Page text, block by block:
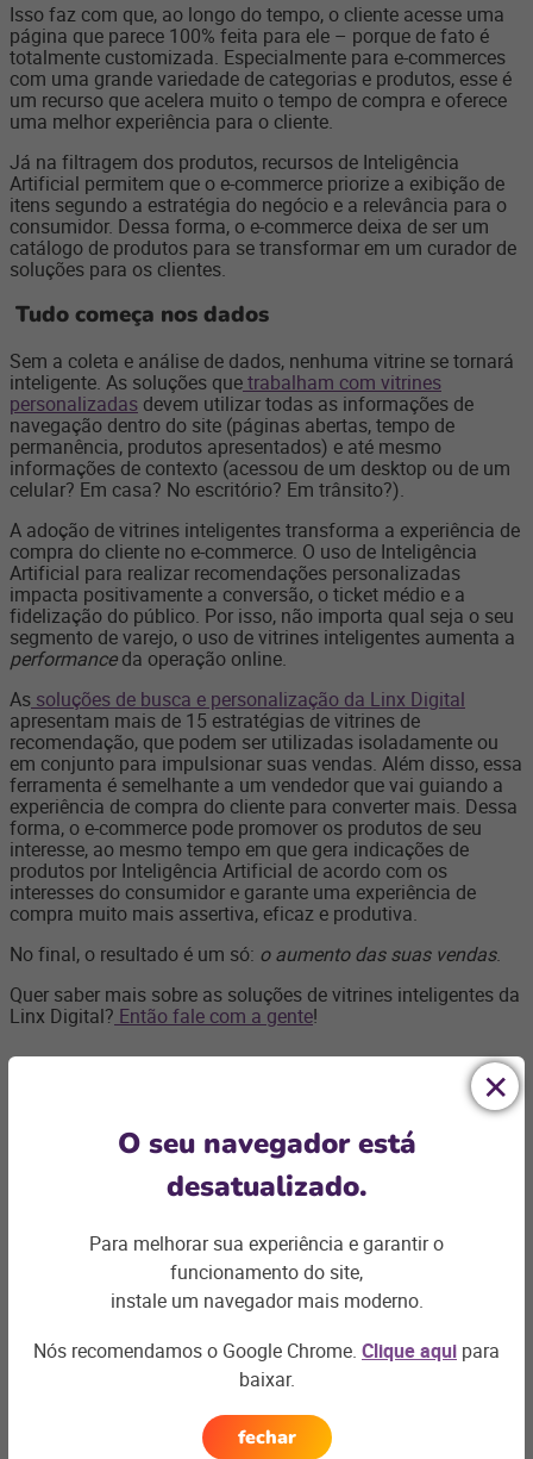
Isso faz com que, ao longo do tempo, o cliente acesse uma
página que parece 100% feita para ele – porque de fato é
totalmente customizada. Especialmente para e-commerces
com uma grande variedade de categorias e produtos, esse é
um recurso que acelera muito o tempo de compra e oferece
uma melhor experiência para o cliente.
Já na filtragem dos produtos, recursos de Inteligência
Artificial permitem que o e-commerce priorize a exibição de
itens segundo a estratégia do negócio e a relevância para o
consumidor. Dessa forma, o e-commerce deixa de ser um
catálogo de produtos para se transformar em um curador de
soluções para os clientes.
Tudo começa nos dados
Sem a coleta e análise de dados, nenhuma vitrine se tornará
inteligente. As soluções quetrabalham com vitrines
personalizadas devem utilizar todas as informações de
navegação dentro do site (páginas abertas, tempo de
permanência, produtos apresentados) e até mesmo
informações de contexto (acessou de um desktop ou de um
celular? Em casa? No escritório? Em trânsito?).
A adoção de vitrines inteligentes transforma a experiência de
compra do cliente no e-commerce. O uso de Inteligência
Artificial para realizar recomendações personalizadas
impacta positivamente a conversão, o ticket médio e a
fidelização do público. Por isso, não importa qual seja o seu
segmento de varejo, o uso de vitrines inteligentes aumenta a
performanceda operação online.
As soluções de busca e personalização da Linx Digital
apresentam mais de 15 estratégias de vitrines de
recomendação, que podem ser utilizadas isoladamente ou
em conjunto para impulsionar suas vendas. Além disso, essa
ferramenta é semelhante a um vendedor que vai guiando a
experiência de compra do cliente para converter mais. Dessa
forma, o e-commerce pode promover os produtos de seu
interesse, ao mesmo tempo em que gera indicações de
produtos por Inteligência Artificial de acordo com os
interesses do consumidor e garante uma experiência de
compra muito mais assertiva, eficaz e produtiva.
No final, o resultado é um só: o aumento das suas vendas.
Quer saber mais sobre as soluções de vitrines inteligentes da
Linx Digital? Então fale com a gente!
Ficou com
alguma dúvida?
Podemos te ajudar com os desafios do seu negócio e
Entre em contato
O seu navegador está
desatualizado.
Para melhorar sua experiência e garantir o
funcionamento do site,
instale um navegador mais moderno.
Nós recomendamos o Google Chrome. Clique aqui para
baixar.
fechar